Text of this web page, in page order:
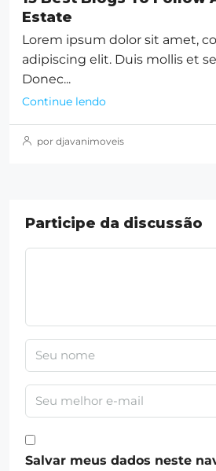
Estate
Lorem ipsum dolor sit amet,
adipiscing elit. Duis mollis et
Donec...
Continue lendo
por djavanimoveis
Participe da discussão
Salvar meus dados neste